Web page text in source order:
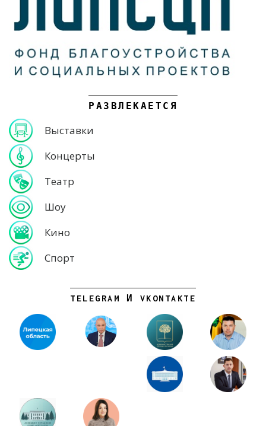
РАЗВЛЕКАЕТСЯ
Выставки
Концерты
Театр
Шоу
Кино
Спорт
TELEGRAM И VKONTAKTE